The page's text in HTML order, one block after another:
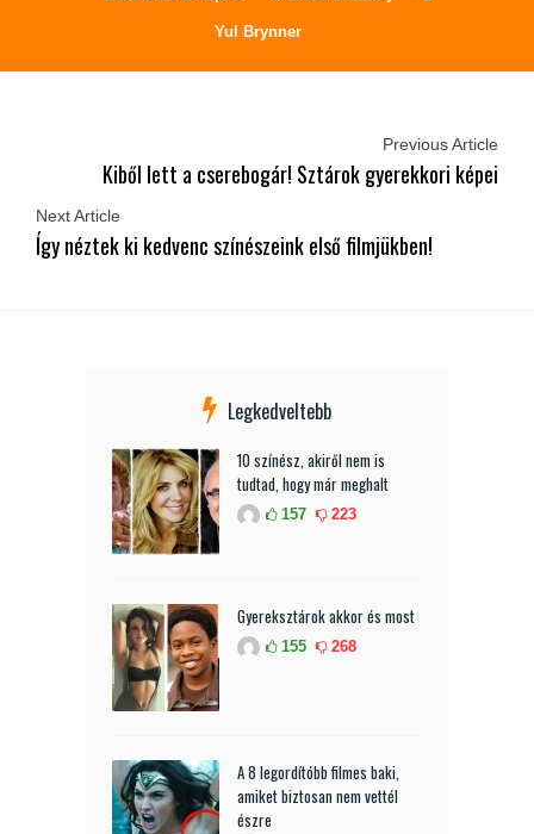
Yul Brynner
Previous Article
Kiből lett a cserebogár! Sztárok gyerekkori képei
Next Article
Így néztek ki kedvenc színészeink első filmjükben!
Legkedveltebb
10 színész, akiről nem is
tudtad, hogy már meghalt
157 223
Gyereksztárok akkor és most
155 268
A 8 legordítóbb filmes baki,
amiket biztosan nem vettél
észre